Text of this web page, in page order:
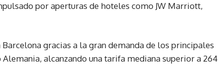
por aperturas de hoteles como JW Marriott,
Barcelona gracias a la gran demanda de los principales
alcanzando una tarifa mediana superior a 264